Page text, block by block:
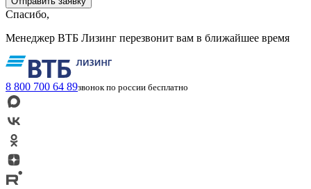
Спасибо,
Менеджер ВТБ Лизинг перезвонит вам в ближайшее время
8 800 700 64 89звонок по россии бесплатно